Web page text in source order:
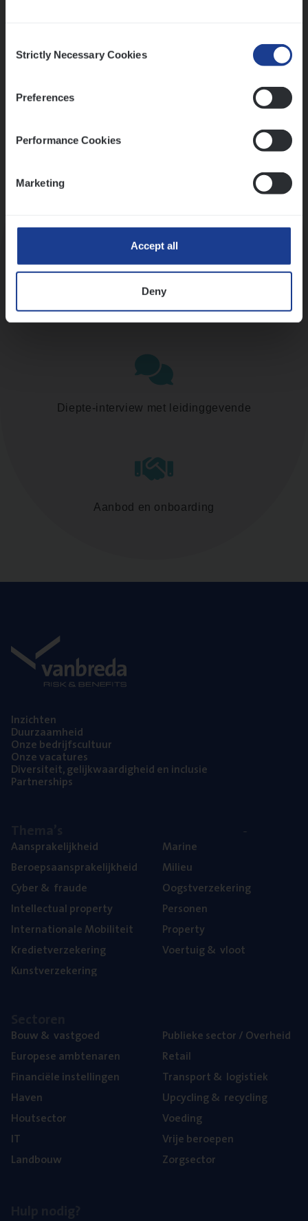
Selection
Strictly Necessary Cookies
Preferences
Performance Cookies
Marketing
Accept all
Deny
Ons sollicitatieproces
Assessment
Diepte-interview met leidinggevende
Aanbod en onboarding
Inzich­ten
Duur­zaam­heid
Onze bedrijfs­cul­tuur
Onze vaca­tu­res
Diver­si­teit, gelijk­waar­dig­heid en inclusie
Part­ner­ships
Aan­spra­ke­lijk­heid
Beroeps­aan­spra­ke­lijk­heid
Cyber& fraude
Intel­lec­tu­al property
Inter­na­ti­o­na­le Mobiliteit
Kre­diet­ver­ze­ke­ring
Kunst­ver­ze­ke­ring
Mari­ne
Mili­eu
Oogst­ver­ze­ke­ring
Per­so­nen
Pro­per­ty
Voer­tuig& vloot
Bouw& vastgoed
Euro­pe­se ambtenaren
Finan­ci­ë­le instellingen
Haven
Hout­sec­tor
IT
Land­bouw
Publie­ke sec­tor / Overheid
Retail
Trans­port& logistiek
Upcy­cling& recycling
Voe­ding
Vrije beroe­pen
Zorg­sec­tor